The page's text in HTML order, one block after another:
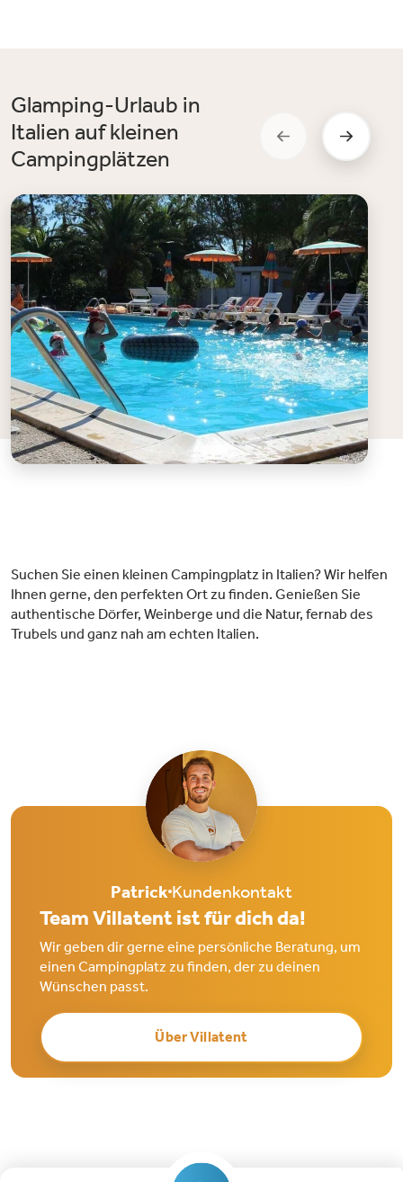
Glamping-Urlaub in
Italien auf kleinen
Campingplätzen
Suchen Sie einen kleinen Campingplatz in Italien? Wir helfen
Ihnen gerne, den perfekten Ort zu finden. Genießen Sie
authentische Dörfer, Weinberge und die Natur, fernab des
Trubels und ganz nah am echten Italien.
Patrick Kundenkontakt
Team Villatent ist für dich da!
Wir geben dir gerne eine persönliche Beratung, um
einen Campingplatz zu finden, der zu deinen
Wünschen passt.
Über Villatent